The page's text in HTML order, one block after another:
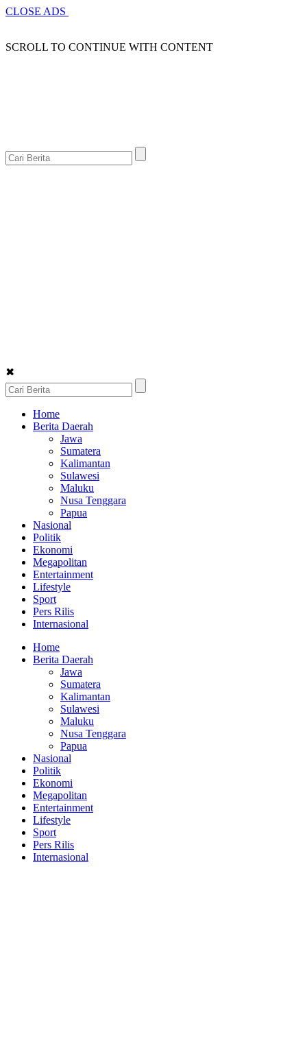
CLOSE ADS
SCROLL TO CONTINUE WITH CONTENT
✖
Home
Berita Daerah
Jawa
Sumatera
Kalimantan
Sulawesi
Maluku
Nusa Tenggara
Papua
Nasional
Politik
Ekonomi
Megapolitan
Entertainment
Lifestyle
Sport
Pers Rilis
Internasional
Home
Berita Daerah
Jawa
Sumatera
Kalimantan
Sulawesi
Maluku
Nusa Tenggara
Papua
Nasional
Politik
Ekonomi
Megapolitan
Entertainment
Lifestyle
Sport
Pers Rilis
Internasional